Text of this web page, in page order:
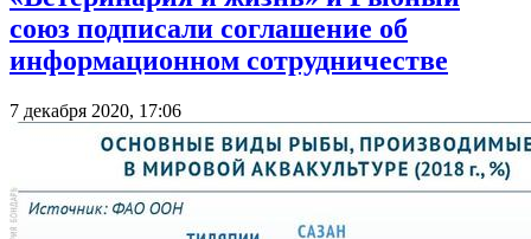
союз подписали соглашение об
информационном сотрудничестве
7 декабря 2020, 17:06